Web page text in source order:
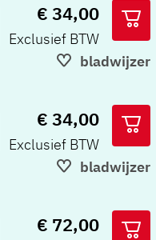
€ 34,00
Exclusief BTW
bladwijzer
€ 34,00
Exclusief BTW
bladwijzer
€ 72,00